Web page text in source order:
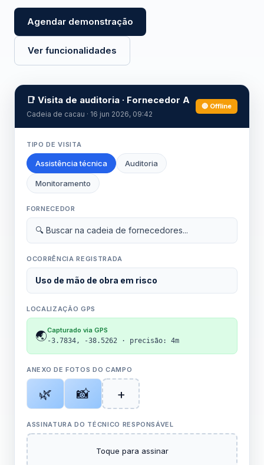
Agendar demonstração
Ver funcionalidades
📑 Visita de auditoria · Fornecedor A
Cadeia de cacau · 16 jun 2026, 09:42
🔴 Offline
TIPO DE VISITA
Assistência técnica Auditoria
Monitoramento
FORNECEDOR
🔍 Buscar na cadeia de fornecedores...
OCORRÊNCIA REGISTRADA
Uso de mão de obra em risco
LOCALIZAÇÃO GPS
🌏Capturado via GPS
-3.7834, -38.5262 · precisão: 4m
ANEXO DE FOTOS DO CAMPO
🌿 📸 +
ASSINATURA DO TÉCNICO RESPONSÁVEL
Toque para assinar